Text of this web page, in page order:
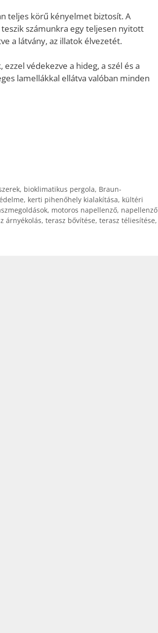
teljes körű kényelmet biztosít. A
számunkra egy teljesen nyitott
a látvány, az illatok élvezetét.
védekezve a hideg, a szél és a
lamellákkal ellátva valóban minden
, bioklimatikus pergola, Braun-
, kerti pihenőhely kialakítása, kültéri
, motoros napellenző, napellenző
árnyékolás, terasz bővítése, terasz téliesítése,